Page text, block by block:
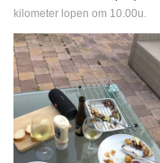
kilometer lopen om 10.00u.